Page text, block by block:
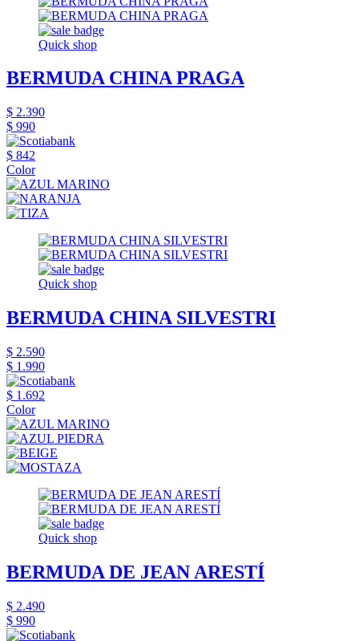
Quick shop
BERMUDA CHINA PRAGA
$ 2.390
$ 990
$ 842
Color
Quick shop
BERMUDA CHINA SILVESTRI
$ 2.590
$ 1.990
$ 1.692
Color
Quick shop
BERMUDA DE JEAN ARESTÍ
$ 2.490
$ 990